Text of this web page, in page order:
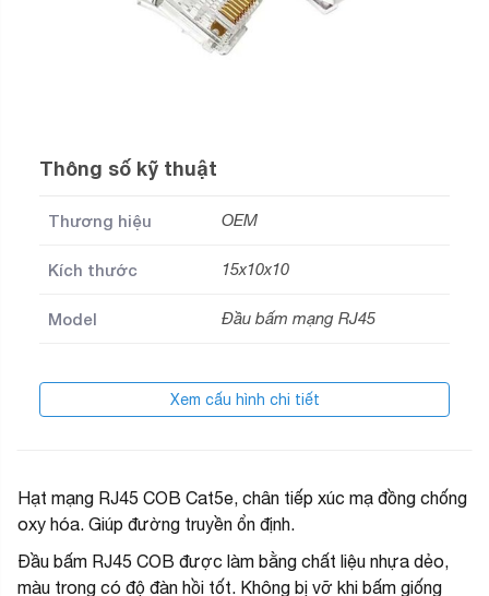
Thông số kỹ thuật
Thương hiệu OEM
Kích thước 15x10x10
Model Đầu bấm mạng RJ45
Xem cấu hình chi tiết
Hạt mạng RJ45 COB Cat5e, chân tiếp xúc mạ đồng chống
oxy hóa. Giúp đường truyền ổn định.
Đầu bấm RJ45 COB được làm bằng chất liệu nhựa dẻo,
màu trong có độ đàn hồi tốt. Không bị vỡ khi bấm giống